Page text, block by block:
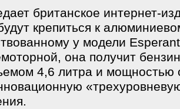
британское интернет-
крепиться к
у модели
она получит
4,6 литра и мощностью